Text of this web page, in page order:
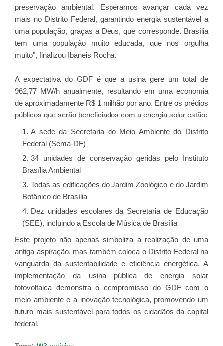
preservação ambiental. Esperamos avançar cada vez
mais no Distrito Federal, garantindo energia sustentável a
uma população, graças a Deus, que corresponde. Brasília
tem uma população muito educada, que nos orgulha
muito", finalizou Ibaneis Rocha.
A expectativa do GDF é que a usina gere um total de
962,77 MW/h anualmente, resultando em uma economia
de aproximadamente R$ 1 milhão por ano. Entre os prédios
públicos que serão beneficiados com a energia solar estão:
A sede da Secretaria do Meio Ambiente do Distrito
Federal (Sema-DF)
34 unidades de conservação geridas pelo Instituto
Brasília Ambiental
Todas as edificações do Jardim Zoológico e do Jardim
Botânico de Brasília
Dez unidades escolares da Secretaria de Educação
(SEE), incluindo a Escola de Música de Brasília
Este projeto não apenas simboliza a realização de uma
antiga aspiração, mas também coloca o Distrito Federal na
vanguarda da sustentabilidade e eficiência energética. A
implementação da usina pública de energia solar
fotovoltaica demonstra o compromisso do GDF com o
meio ambiente e a inovação tecnológica, promovendo um
futuro mais sustentável para todos os cidadãos da capital
federal.